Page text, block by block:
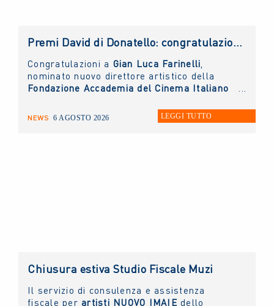
Premi David di Donatello: congratulazioni al nuovo direttore artistico, Gian Luca Farinelli
Congratulazioni a Gian Luca Farinelli,
nominato nuovo direttore artistico della
Fondazione Accademia del Cinema Italiano
IMAIEè socio sostenitore.
NEWS 6 AGOSTO 2026 LEGGI TUTTO
Chiusura estiva Studio Fiscale Muzi
Il servizio di consulenza e assistenza
fiscale per artisti NUOVO IMAIE dello